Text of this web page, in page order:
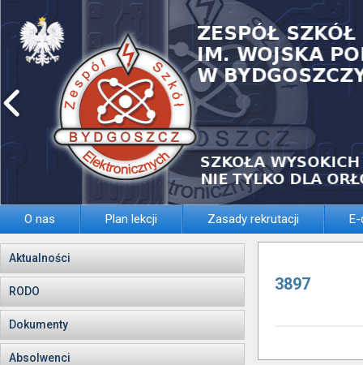
O nas Plan lekcji Zasady rekrutacji
Aktualności
RODO
Dokumenty
Absolwenci
3897